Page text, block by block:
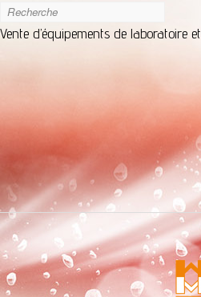
Vente d’équipements de laboratoire